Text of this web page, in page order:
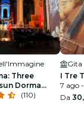
Three
Dorma
(110)
I Tre
7 ago
Da